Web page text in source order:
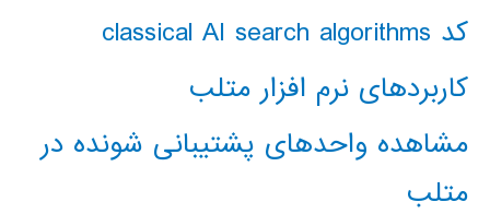
کد classical AI search algorithms
کاربردهای نرم افزار متلب
مشاهده واحدهای پشتیبانی شونده در
متلب